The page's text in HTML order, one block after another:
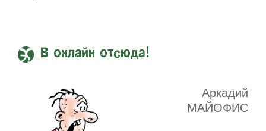
В онлайн отсюда!
Аркадий
МАЙОФИС